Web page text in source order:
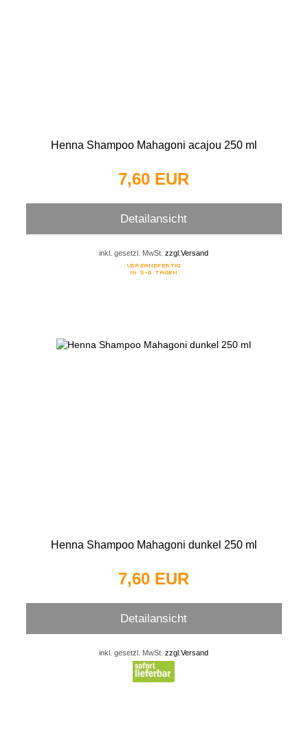
Henna Shampoo Mahagoni acajou 250 ml
7,60 EUR
Detailansicht
inkl. gesetzl. MwSt.zzgl.Versand
Henna Shampoo Mahagoni dunkel 250 ml
7,60 EUR
Detailansicht
inkl. gesetzl. MwSt.zzgl.Versand